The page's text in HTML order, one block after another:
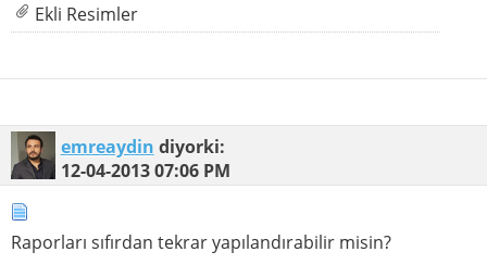
Ekli Resimler
emreaydin diyorki:
12-04-201307:06 PM
Raporları sıfırdan tekrar yapılandırabilir misin?